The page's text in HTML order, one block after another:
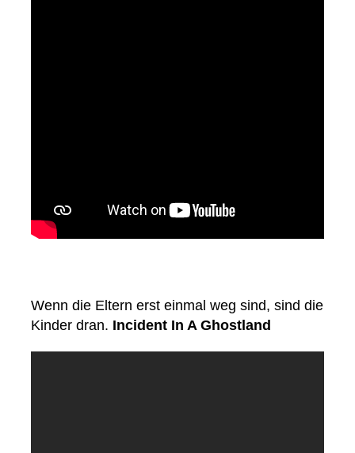
Wenn die Eltern erst einmal weg sind, sind die
Kinder dran. Incident In A Ghostland